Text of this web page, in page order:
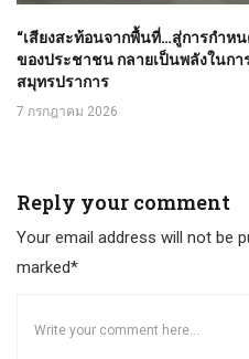
“เสียงสะท้อนจากพื้นที่…สู่การกำห
ของประชาชน กลายเป็นพลังในก
สมุทรปราการ
7 กรกฎาคม 2026
Reply your comment
Your email address will not be
marked*